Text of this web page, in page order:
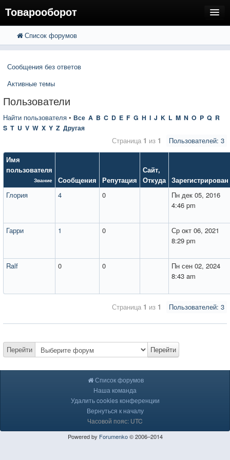
Товарооборот
FAQ
Вход
Расширенный поиск
Список форумов
Сообщения без ответов
Активные темы
Пользователи
Найти пользователя • Все A B C D E F G H I J K L M N O P Q R
S T U V W X Y Z Другая
Пользователей: 3
Страница 1 из 1
Имя
пользователя
Звание Сообщения Репутация
Сайт,
Откуда Зарегистрирован
Глория
4 0
Пн дек 05, 2016
4:46 pm
Гарри 1 0
Ср окт 06, 2021
8:29 pm
Ralf 0 0
Пн сен 02, 2024
8:43 am
Пользователей: 3
Страница 1 из 1
Перейти Перейти
Список форумов
Наша команда
Удалить cookies конференции
Вернуться к началу
Часовой пояс: UTC
Powered by Forumenko© 2006–2014